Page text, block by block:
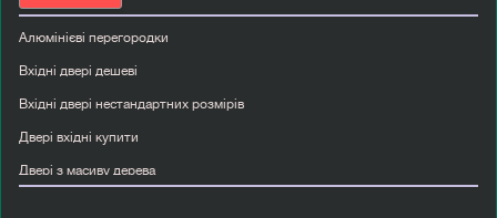
Алюмінієві перегородки
Вхідні двері дешеві
Вхідні двері нестандартних розмірів
Двері вхідні купити
Двері з масиву дерева